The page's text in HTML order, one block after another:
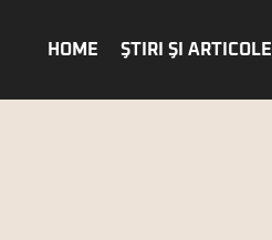
HOME ŞTIRI ŞI ARTICOLE